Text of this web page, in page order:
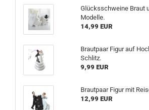
Glücksschweine Braut
Modelle.
14,99 EUR
Brautpaar Figur auf
Schlitz.
9,99 EUR
Brautpaar Figur mit
12,99 EUR